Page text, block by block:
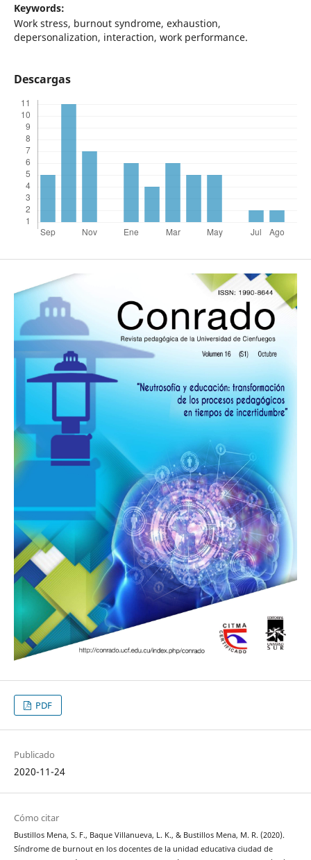
Keywords:
Work stress, burnout syndrome, exhaustion,
depersonalization, interaction, work performance.
Descargas
PDF
Publicado
2020-11-24
Cómo citar
Bustillos Mena, S. F., Baque Villanueva, L. K., & Bustillos Mena, M. R. (2020).
Síndrome de burnout en los docentes de la unidad educativa ciudad de